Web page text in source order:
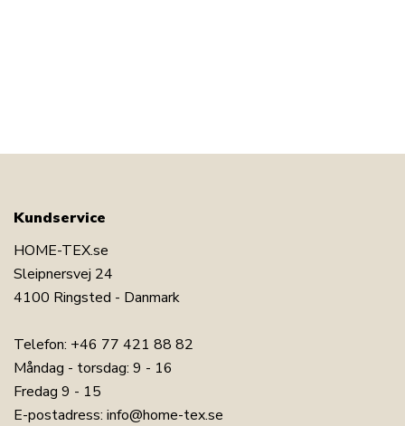
Kundservice
HOME-TEX.se
Sleipnersvej 24
4100 Ringsted - Danmark
Telefon: +46 77 421 88 82
Måndag - torsdag: 9 - 16
Fredag 9 - 15
E-postadress: info@home-tex.se